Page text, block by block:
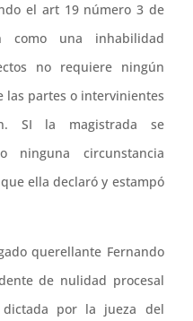
el art 19 número 3 de
como una inhabilidad
no requiere ningún
las partes o intervinientes
SI la magistrada se
ninguna circunstancia
ella declaró y estampó
querellante Fernando
de nulidad procesal
por la jueza del